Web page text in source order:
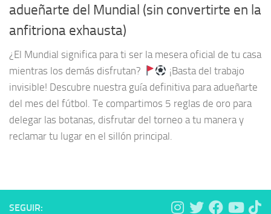
adueñarte del Mundial (sin convertirte en la
anfitriona exhausta)
¿El Mundial significa para ti ser la mesera oficial de tu casa
mientras los demás disfrutan?
¡Basta del trabajo
invisible! Descubre nuestra guía definitiva para adueñarte
del mes del fútbol. Te compartimos 5 reglas de oro para
delegar las botanas, disfrutar del torneo a tu manera y
reclamar tu lugar en el sillón principal.
SEGUIR: